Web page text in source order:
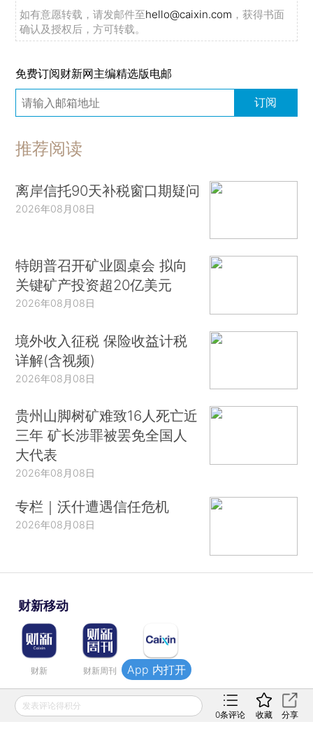
如有意愿转载，请发邮件至hello@caixin.com ，获得书面
确认及授权后，方可转载。
免费订阅财新网主编精选版电邮
订阅
推荐阅读
离岸信托90天补税窗口期疑问
2026年08月08日
特朗普召开矿业圆桌会 拟向
关键矿产投资超20亿美元
2026年08月08日
境外收入征税 保险收益计税
详解(含视频)
2026年08月08日
贵州山脚树矿难致16人死亡近
三年 矿长涉罪被罢免全国人
大代表
2026年08月08日
专栏｜沃什遭遇信任危机
2026年08月08日
财新移动
财新 财新周刊 Caixin
登录|网页版
发表评论得积分
0条评论 收藏 分享
App 内打开